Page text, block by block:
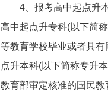
4、报考高中起点升本
高中起点升专科(以下简
等教育学校毕业或者具
点升本科(以下简称专升
教育部审定核准的国民